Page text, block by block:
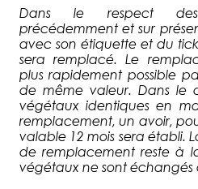
Dans le respect
précédemment et sur
avec son étiquette et du
sera remplacé. Le
plus rapidement possible
de même valeur. Dans le
végétaux identiques en
remplacement, un avoir,
valable 12 mois sera établi.
de remplacement reste à
végétaux ne sont échangés